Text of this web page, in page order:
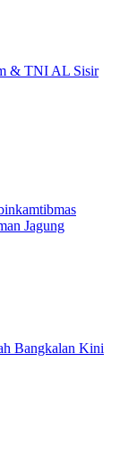
& TNI AL Sisir
Jagung
Bangkalan Kini